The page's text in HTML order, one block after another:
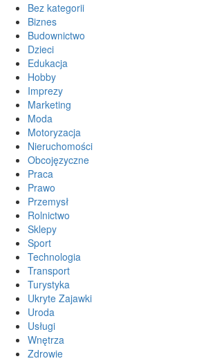
Bez kategorii
Biznes
Budownictwo
Dzieci
Edukacja
Hobby
Imprezy
Marketing
Moda
Motoryzacja
Nieruchomości
Obcojęzyczne
Praca
Prawo
Przemysł
Rolnictwo
Sklepy
Sport
Technologia
Transport
Turystyka
Ukryte Zajawki
Uroda
Usługi
Wnętrza
Zdrowie